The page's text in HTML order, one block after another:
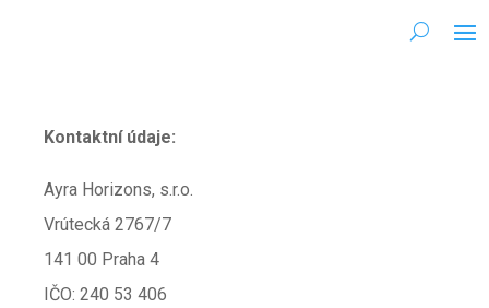
Kontaktní údaje:
Ayra Horizons, s.r.o.
Vrútecká 2767/7
141 00 Praha 4
IČO: 240 53 406